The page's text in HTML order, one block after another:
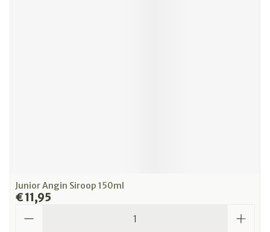
Junior Angin Siroop 150ml
€ 11,95